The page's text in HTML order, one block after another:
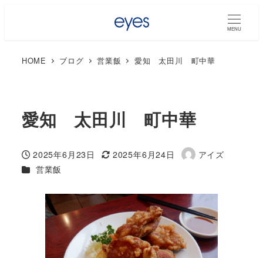
MENU
HOME ブログ 営業飯 愛知 太田川 町中華
愛知 太田川 町中華
投稿日
2025年6月23日
更新日
2025年6月24日
著
アイズ
カテゴリー
営業飯